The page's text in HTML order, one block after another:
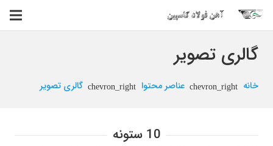
گالری تصویر
خانه chevron_right عناصر محتوا chevron_right گالری تصویر
10 ستونه